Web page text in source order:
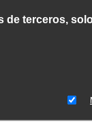
de terceros,